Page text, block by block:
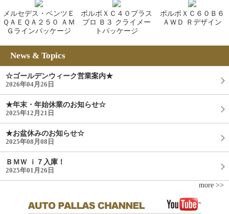
メルセデス・ベンツＥ
ＱＡＥＱＡ２５０ ＡＭ
Ｇラインパッケージ
ボルボＸＣ４０プラス
プロ Ｂ３ クライメー
トパッケージ
ボルボＸＣ６０Ｂ６
ＡＷＤ Ｒデザイン
News & Topics
☆ゴールデンウィーク営業案内★
2026年04月26日
★年末・年始休業のお知らせ☆
2025年12月21日
★お盆休みのお知らせ☆
2025年08月08日
ＢＭＷ ｉ７入庫！
2025年01月26日
more >>